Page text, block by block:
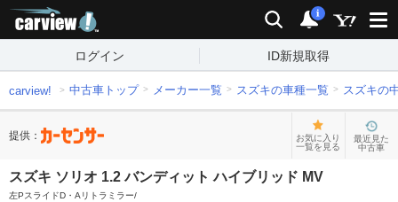
検索 通知
i
ログイン ID新規取得
carview! 中古車トップ メーカー一覧 スズキの車種一覧 スズキの
提供：
お気に入り
一覧を見る
最近見た
中古車
スズキ ソリオ 1.2 バンディット ハイブリッド MV
左PスライドD・Aリトラミラー/